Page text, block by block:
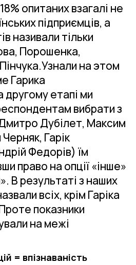
опитаних взагалі не
підприємців, а
називали тільки
Порошенка,
на этом
Гарика
етапі ми
вибрати з
Дубілет, Максим
Гарік
Федорів) їм
право на опції «інше»
В результаті з наших
всіх, крім Гаріка
показники
на межі
= впізнаваність